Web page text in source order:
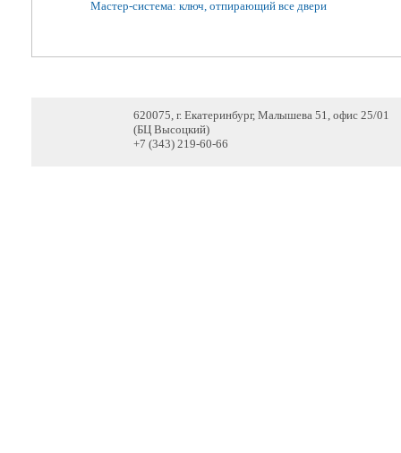
Мастер-система: ключ, отпирающий все двери
620075, г. Екатеринбург, Малышева 51, офис 25/01
(БЦ Высоцкий)
+7 (343) 219-60-66